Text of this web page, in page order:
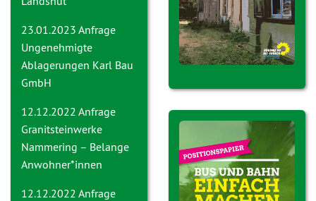
23.01.2023 Anfrage
Ungenehmigte
Ablagerungen Karl Bau
GmbH
12.12.2022 Anfrage
Granitsteinwerke
Nammering – Belange
Anwohner*innen
12.12.2022 Anfrage